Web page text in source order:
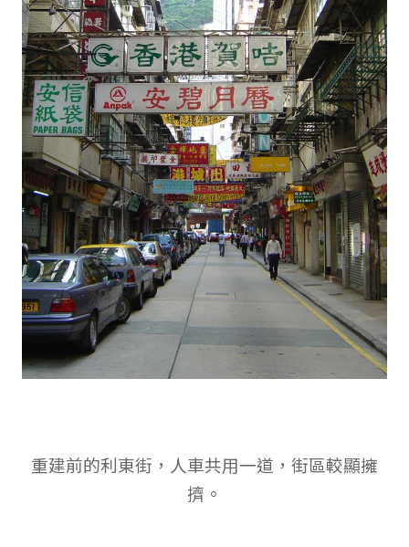
重建前的利東街，人車共用一道，街區較顯擁
擠。